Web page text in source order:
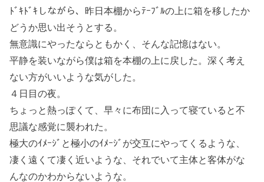
ﾄﾞｷﾄﾞｷしながら、昨日本棚からﾃｰﾌﾞﾙの上に箱を移したか
どうか思い出そうとする。
無意識にやったならともかく、そんな記憶はない。
平静を装いながら僕は箱を本棚の上に戻した。深く考え
ない方がいいような気がした。
４日目の夜。
ちょっと熱っぽくて、早々に布団に入って寝ていると不
思議な感覚に襲われた。
極大のｲﾒｰｼﾞと極小のｲﾒｰｼﾞが交互にやってくるような、
凄く遠くて凄く近いような、それでいて主体と客体がな
んなのかわからないような。